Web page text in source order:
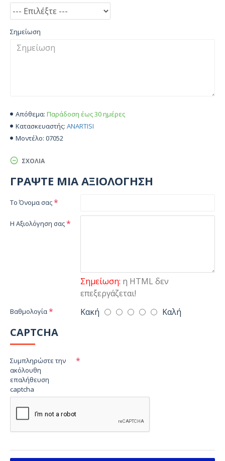
Απόθεμα: Παράδοση έως 30 ημέρες
Κατασκευαστής: ANARTISI
Μοντέλο: 07052
Σημείωση
ΣΧΌΛΙΑ
ΓΡΆΨΤΕ ΜΙΑ ΑΞΙΟΛΌΓΗΣΗ
Το Όνομα σας
Η Αξιολόγηση σας
Σημείωση: η HTML δεν
επεξεργάζεται!
Βαθμολογία Κακή Καλή
CAPTCHA
Συμπληρώστε την
ακόλουθη
επαλήθευση
captcha